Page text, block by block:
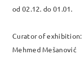
od 02.12. do 01.01.
Curator of exhibition:
Mehmed Mešanović